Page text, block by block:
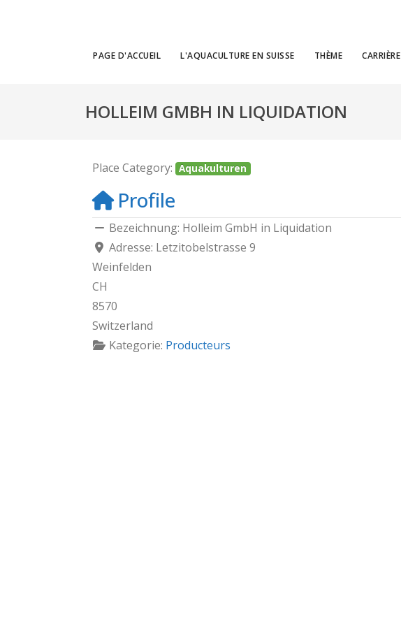
PAGE D'ACCUEIL L'AQUACULTURE EN SUISSE THÈME CARRIÈRE
HOLLEIM GMBH IN LIQUIDATION
Place Category: Aquakulturen
Profile
Bezeichnung: Holleim GmbH in Liquidation
Adresse: Letzitobelstrasse 9
Weinfelden
CH
8570
Switzerland
Kategorie: Producteurs